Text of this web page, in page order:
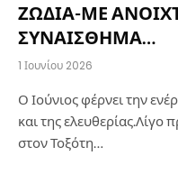
ΖΩΔΙΑ-ΜΕ
ΣΥΝΑΙΣΘΗΜΑ…
1 Ιουνίου 2026
Ο Ιούνιος φέρνει την
και της ελευθερίας.Λίγο
στον Τοξότη…